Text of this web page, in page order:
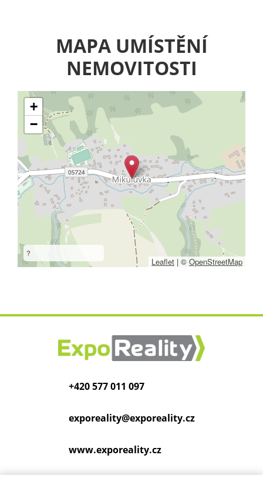
MAPA UMÍSTĚNÍ
NEMOVITOSTI
+
−
?
Leaflet | © OpenStreetMap
+420 577 011 097
exporeality@exporeality.cz
www.exporeality.cz